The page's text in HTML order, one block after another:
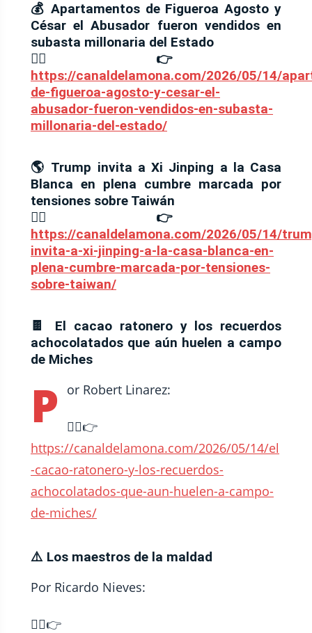
💰 Apartamentos de Figueroa Agosto y
César el Abusador fueron vendidos en
subasta millonaria del Estado
⛓️‍💥👉
https://canaldelamona.com/2026/05/14/
de-figueroa-agosto-y-cesar-el-
abusador-fueron-vendidos-en-subasta-
millonaria-del-estado/
🌎 Trump invita a Xi Jinping a la Casa
Blanca en plena cumbre marcada por
tensiones sobre Taiwán
⛓️‍💥👉
https://canaldelamona.com/2026/05/14/
invita-a-xi-jinping-a-la-casa-blanca-en-
plena-cumbre-marcada-por-tensiones-
sobre-taiwan/
🍫 El cacao ratonero y los recuerdos
achocolatados que aún huelen a campo
de Miches
P or Robert Linarez:
⛓️‍💥👉
https://canaldelamona.com/2026/05/14/el
-cacao-ratonero-y-los-recuerdos-
achocolatados-que-aun-huelen-a-campo-
de-miches/
⚠️ Los maestros de la maldad
Por Ricardo Nieves:
⛓️‍💥👉